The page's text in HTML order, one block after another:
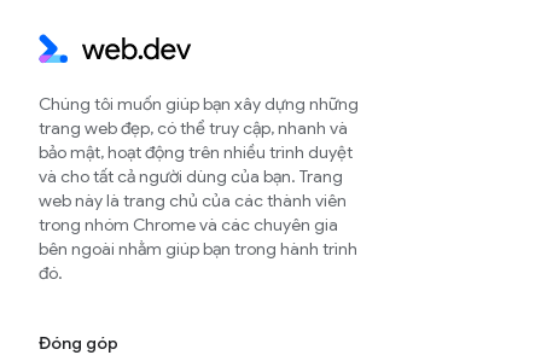
Chúng tôi muốn giúp bạn xây dựng những
trang web đẹp, có thể truy cập, nhanh và
bảo mật, hoạt động trên nhiều trình duyệt
và cho tất cả người dùng của bạn. Trang
web này là trang chủ của các thành viên
trong nhóm Chrome và các chuyên gia
bên ngoài nhằm giúp bạn trong hành trình
đó.
Đóng góp